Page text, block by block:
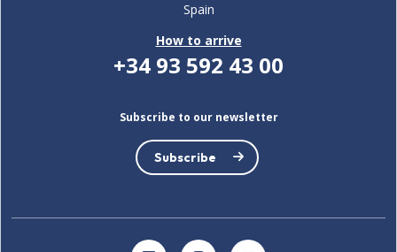
Spain
How to arrive
+34 93 592 43 00
Subscribe to our newsletter
Subscribe